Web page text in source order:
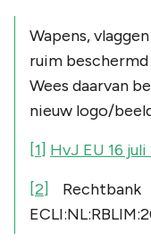
Wapens,
ruim
Wees daarvan
nieuw logo/
[1] HvJ EU 16
[2]